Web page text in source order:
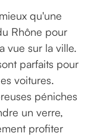
qu'une
Rhône pour
vue sur la ville.
parfaits pour
voitures.
péniches
un verre,
profiter